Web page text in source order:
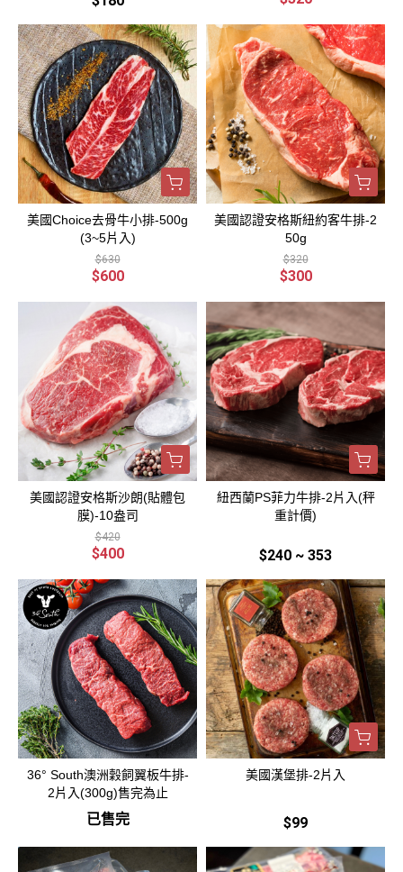
美國Choice去骨牛小排-500g
(3~5片入)
$630
$600
美國認證安格斯紐約客牛排-2
50g
$320
$300
美國認證安格斯沙朗(貼體包
膜)-10盎司
$420
$400
紐西蘭PS菲力牛排-2片入(秤
重計價)
$240 ~ 353
36° South澳洲穀飼翼板牛排-
2片入(300g)售完為止
已售完
美國漢堡排-2片入
$99